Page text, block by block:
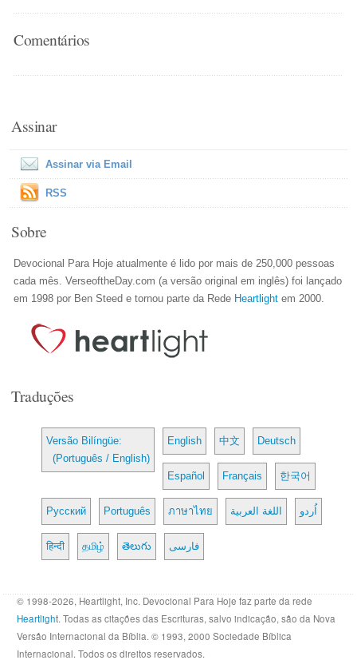
Comentários
Assinar
Assinar via Email
RSS
Sobre
Devocional Para Hoje atualmente é lido por mais de 250,000 pessoas
cada mês. VerseoftheDay.com (a versão original em inglês) foi lançado
em 1998 por Ben Steed e tornou parte da Rede Heartlight em 2000.
Traduções
Versão Bilíngüe:
(Português / English)
English 中文 Deutsch
Español Français 한국어
Русский Português ภาษาไทย اللغة العربية اُردو
हिन्दी தமிழ் తెలుగు فارسی
© 1998-2026, Heartlight, Inc. Devocional Para Hoje faz parte da rede
Heartlight. Todas as citações das Escrituras, salvo indicação, são da Nova
Versão Internacional da Bíblia. © 1993, 2000 Sociedade Bíblica
Internacional. Todos os direitos reservados.